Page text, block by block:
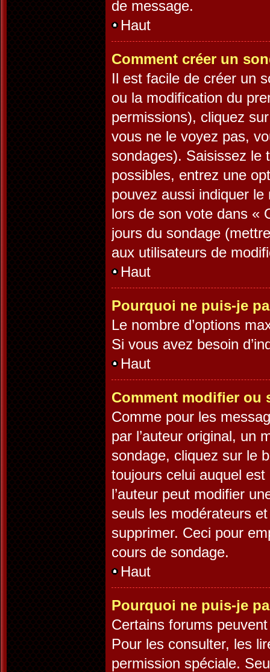
de message.
Haut
Comment créer un
Il est facile de créer un
ou la modification du
permissions), cliquez
vous ne le voyez pas,
sondages). Saisissez le
possibles, entrez une
pouvez aussi indiquer le
lors de son vote dans «
jours du sondage
aux utilisateurs de
Haut
Pourquoi ne puis-je
Le nombre d’options
Si vous avez besoin
Haut
Comment modifier ou
Comme pour les
par l’auteur original, un
sondage, cliquez sur le
toujours celui auquel
l’auteur peut modifier
seuls les modérateurs
supprimer. Ceci pour
cours de sondage.
Haut
Pourquoi ne puis-je
Certains forums
Pour les consulter, les
permission spéciale.